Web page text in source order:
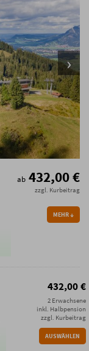
ab 432,00 €
zzgl. Kurbeitrag
MEHR
432,00 €
2 Erwachsene
inkl. Halbpension
zzgl. Kurbeitrag
AUSWÄHLEN